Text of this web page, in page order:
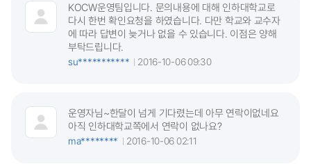
KOCW운영팀입니다. 문의내용에 대해 인하대학교로
다시 한번 확인요청을 하였습니다. 다만 학교와 교수자
에 따라 답변이 늦거나 없을 수 있습니다. 이점은 양해
부탁드립니다.
su***********
2016-10-06 09:30
운영자님~한달이 넘게 기다렸는데 아무 연락이없네요
아직 인하대학교쪽에서 연락이 없나요?
ma********
2016-10-06 02:11